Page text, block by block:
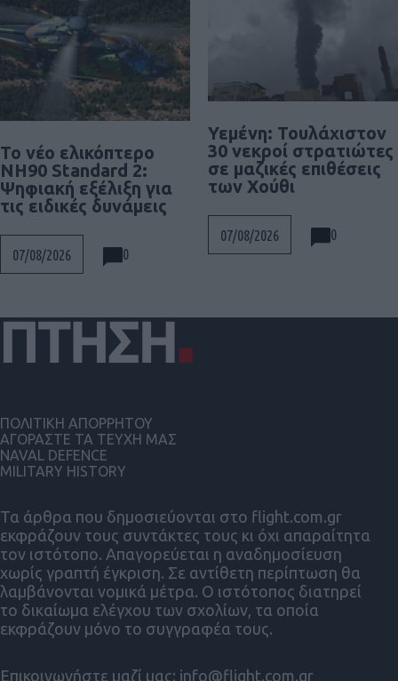
To νέο ελικόπτερο
NH90 Standard 2:
Ψηφιακή εξέλιξη για
τις ειδικές δυνάμεις
07/08/2026 0
Υεμένη: Τουλάχιστον
30 νεκροί στρατιώτες
σε μαζικές επιθέσεις
των Χούθι
07/08/2026 0
Τα άρθρα που δημοσιεύονται στο flight.com.gr
εκφράζουν τους συντάκτες τους κι όχι απαραίτητα
τον ιστότοπο. Απαγορεύεται η αναδημοσίευση
χωρίς γραπτή έγκριση. Σε αντίθετη περίπτωση θα
λαμβάνονται νομικά μέτρα. Ο ιστότοπος διατηρεί
το δικαίωμα ελέγχου των σχολίων, τα οποία
εκφράζουν μόνο το συγγραφέα τους.
Επικοινωνήστε μαζί μας: info@flight.com.gr
ΠΟΛΙΤΙΚΗ ΑΠΟΡΡΗΤΟΥ
ΑΓΟΡΑΣΤΕ ΤΑ ΤΕΥΧΗ ΜΑΣ
NAVAL DEFENCE
MILITARY HISTORY